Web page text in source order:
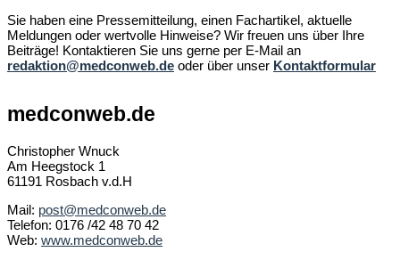
Sie haben eine Pressemitteilung, einen Fachartikel, aktuelle
Meldungen oder wertvolle Hinweise? Wir freuen uns über Ihre
Beiträge! Kontaktieren Sie uns gerne per E-Mail an
redaktion@medconweb.de oder über unser Kontaktformular
medconweb.de
Christopher Wnuck
Am Heegstock 1
61191 Rosbach v.d.H
Mail: post@medconweb.de
Telefon: 0176 /42 48 70 42
Web: www.medconweb.de